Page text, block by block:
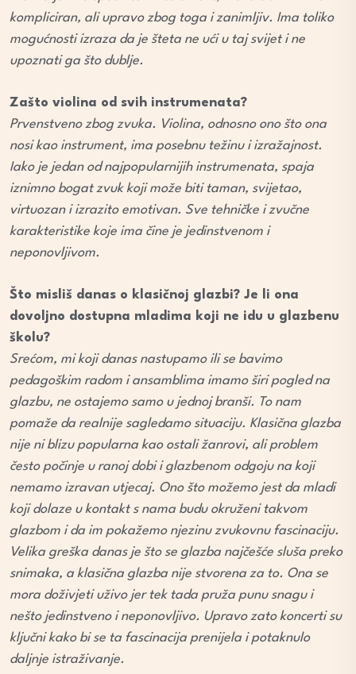
kompliciran, ali upravo zbog toga i zanimljiv. Ima toliko
mogućnosti izraza da je šteta ne ući u taj svijet i ne
upoznati ga što dublje.
Zašto violina od svih instrumenata?
Prvenstveno zbog zvuka. Violina, odnosno ono što ona
nosi kao instrument, ima posebnu težinu i izražajnost.
Iako je jedan od najpopularnijih instrumenata, spaja
iznimno bogat zvuk koji može biti taman, svijetao,
virtuozan i izrazito emotivan. Sve tehničke i zvučne
karakteristike koje ima čine je jedinstvenom i
neponovljivom.
Što misliš danas o klasičnoj glazbi? Je li ona
dovoljno dostupna mladima koji ne idu u glazbenu
školu?
Srećom, mi koji danas nastupamo ili se bavimo
pedagoškim radom i ansamblima imamo širi pogled na
glazbu, ne ostajemo samo u jednoj branši. To nam
pomaže da realnije sagledamo situaciju. Klasična glazba
nije ni blizu popularna kao ostali žanrovi, ali problem
često počinje u ranoj dobi i glazbenom odgoju na koji
nemamo izravan utjecaj. Ono što možemo jest da mladi
koji dolaze u kontakt s nama budu okruženi takvom
glazbom i da im pokažemo njezinu zvukovnu fascinaciju.
Velika greška danas je što se glazba najčešće sluša preko
snimaka, a klasična glazba nije stvorena za to. Ona se
mora doživjeti uživo jer tek tada pruža punu snagu i
nešto jedinstveno i neponovljivo. Upravo zato koncerti su
ključni kako bi se ta fascinacija prenijela i potaknulo
daljnje istraživanje.